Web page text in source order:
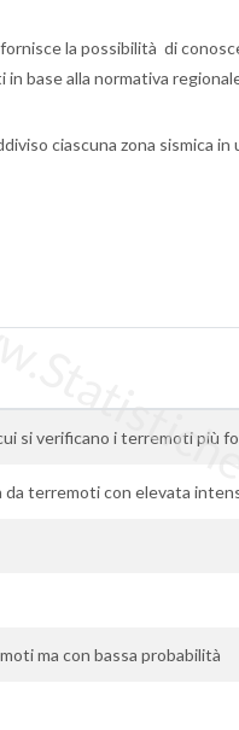
la possibilità di
base alla normativa
ciascuna zona sismica
si verificano i terremoti più
da terremoti con elevata
ma con bassa probabilità